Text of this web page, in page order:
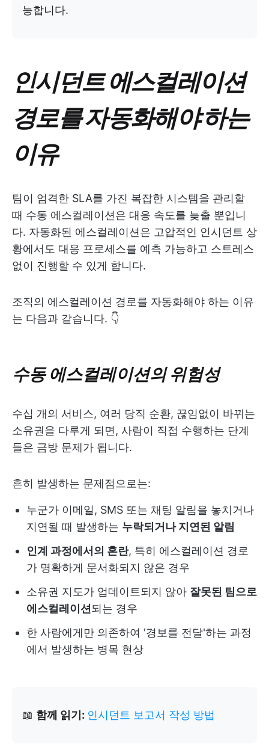
능합니다.
인시던트 에스컬레이션
경로를 자동화해야 하는
이유
팀이 엄격한 SLA를 가진 복잡한 시스템을 관리할
때 수동 에스컬레이션은 대응 속도를 늦출 뿐입니
다. 자동화된 에스컬레이션은 고압적인 인시던트 상
황에서도 대응 프로세스를 예측 가능하고 스트레스
없이 진행할 수 있게 합니다.
조직의 에스컬레이션 경로를 자동화해야 하는 이유
는 다음과 같습니다. 👇
수동 에스컬레이션의 위험성
수십 개의 서비스, 여러 당직 순환, 끊임없이 바뀌는
소유권을 다루게 되면, 사람이 직접 수행하는 단계
들은 금방 문제가 됩니다.
흔히 발생하는 문제점으로는:
누군가 이메일, SMS 또는 채팅 알림을 놓치거나
지연될 때 발생하는 누락되거나 지연된 알림
인계 과정에서의 혼란, 특히 에스컬레이션 경로
가 명확하게 문서화되지 않은 경우
소유권 지도가 업데이트되지 않아 잘못된 팀으로
에스컬레이션 되는 경우
한 사람에게만 의존하여 '경보를 전달'하는 과정
에서 발생하는 병목 현상
📖 함께 읽기: 인시던트 보고서 작성 방법